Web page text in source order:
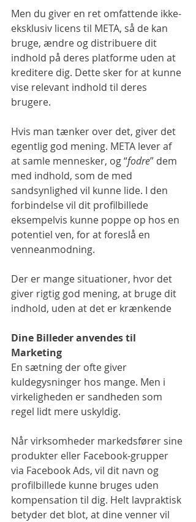
Men du giver en ret omfattende ikke-
eksklusiv licens til META, så de kan
bruge, ændre og distribuere dit
indhold på deres platforme uden at
kreditere dig. Dette sker for at kunne
vise relevant indhold til deres
brugere.
Hvis man tænker over det, giver det
egentlig god mening. META lever af
at samle mennesker, og “fodre” dem
med indhold, som de med
sandsynlighed vil kunne lide. I den
forbindelse vil dit profilbillede
eksempelvis kunne poppe op hos en
potentiel ven, for at foreslå en
venneanmodning.
Der er mange situationer, hvor det
giver rigtig god mening, at bruge dit
indhold, uden at det er krænkende
Dine Billeder anvendes til
Marketing
En sætning der ofte giver
kuldegysninger hos mange. Men i
virkeligheden er sandheden som
regel lidt mere uskyldig.
Når virksomheder markedsfører sine
produkter eller Facebook-grupper
via Facebook Ads, vil dit navn og
profilbillede kunne bruges uden
kompensation til dig. Helt lavpraktisk
betyder det blot, at dine venner vil